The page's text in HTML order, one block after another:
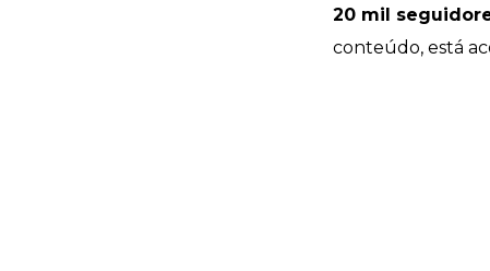
20 mil
conteúdo, está